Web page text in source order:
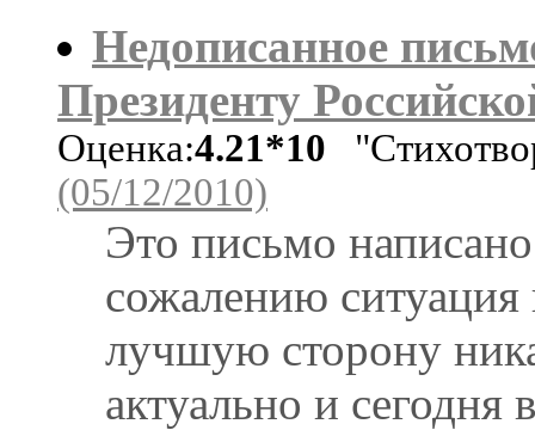
Недописанное
Президенту
Оценка:4.21*10
(05/12/2010)
Это письмо
сожалению ситуация
лучшую сторону
актуально и сегодня